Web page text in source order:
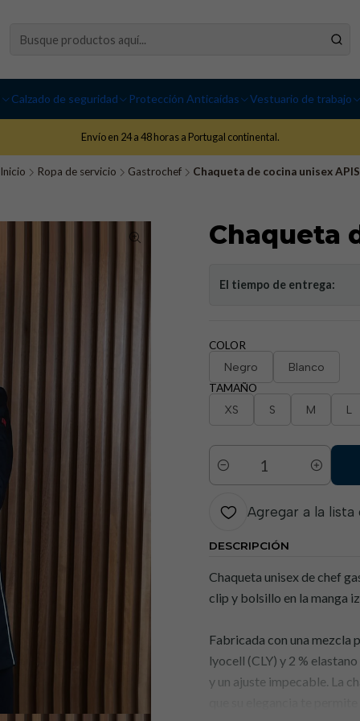
Calzado de seguridad Protección Anticaídas Vestuario de trabajo
Envío en 24 a 48 horas a Portugal continental.
Inicio Ropa de servicio Gastrochef Chaqueta de cocina unisex APIS
Chaqueta
El tiempo de entrega:
COLOR
Negro Blanco
TAMAÑO
XS S M L
Cantidad
Agregar a la
DESCRIPCIÓN
Chaqueta unisex de chef
clip y bolsillo en la manga
Fabricada con una mezcla
lyocell (CLY) y 2 %
y un ajuste impecable. La